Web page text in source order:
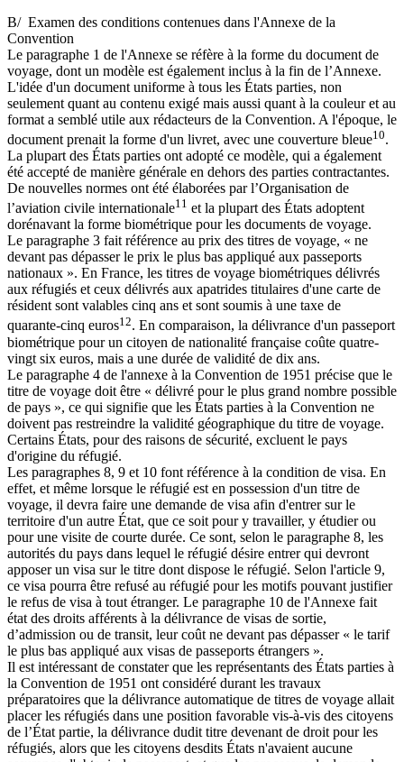
B/ Examen des conditions contenues dans l'Annexe de la
Convention
Le paragraphe 1 de l'Annexe se réfère à la forme du document de
voyage, dont un modèle est également inclus à la fin de l’Annexe.
L'idée d'un document uniforme à tous les États parties, non
seulement quant au contenu exigé mais aussi quant à la couleur et au
format a semblé utile aux rédacteurs de la Convention. A l'époque, le
document prenait la forme d'un livret, avec une couverture bleue10.
La plupart des États parties ont adopté ce modèle, qui a également
été accepté de manière générale en dehors des parties contractantes.
De nouvelles normes ont été élaborées par l’Organisation de
l’aviation civile internationale11 et la plupart des États adoptent
dorénavant la forme biométrique pour les documents de voyage.
Le paragraphe 3 fait référence au prix des titres de voyage, « ne
devant pas dépasser le prix le plus bas appliqué aux passeports
nationaux ». En France, les titres de voyage biométriques délivrés
aux réfugiés et ceux délivrés aux apatrides titulaires d'une carte de
résident sont valables cinq ans et sont soumis à une taxe de
quarante-cinq euros12. En comparaison, la délivrance d'un passeport
biométrique pour un citoyen de nationalité française coûte quatre-
vingt six euros, mais a une durée de validité de dix ans.
Le paragraphe 4 de l'annexe à la Convention de 1951 précise que le
titre de voyage doit être « délivré pour le plus grand nombre possible
de pays », ce qui signifie que les États parties à la Convention ne
doivent pas restreindre la validité géographique du titre de voyage.
Certains États, pour des raisons de sécurité, excluent le pays
d'origine du réfugié.
Les paragraphes 8, 9 et 10 font référence à la condition de visa. En
effet, et même lorsque le réfugié est en possession d'un titre de
voyage, il devra faire une demande de visa afin d'entrer sur le
territoire d'un autre État, que ce soit pour y travailler, y étudier ou
pour une visite de courte durée. Ce sont, selon le paragraphe 8, les
autorités du pays dans lequel le réfugié désire entrer qui devront
apposer un visa sur le titre dont dispose le réfugié. Selon l'article 9,
ce visa pourra être refusé au réfugié pour les motifs pouvant justifier
le refus de visa à tout étranger. Le paragraphe 10 de l'Annexe fait
état des droits afférents à la délivrance de visas de sortie,
d’admission ou de transit, leur coût ne devant pas dépasser « le tarif
le plus bas appliqué aux visas de passeports étrangers ».
Il est intéressant de constater que les représentants des États parties à
la Convention de 1951 ont considéré durant les travaux
préparatoires que la délivrance automatique de titres de voyage allait
placer les réfugiés dans une position favorable vis-à-vis des citoyens
de l’État partie, la délivrance dudit titre devenant de droit pour les
réfugiés, alors que les citoyens desdits États n'avaient aucune